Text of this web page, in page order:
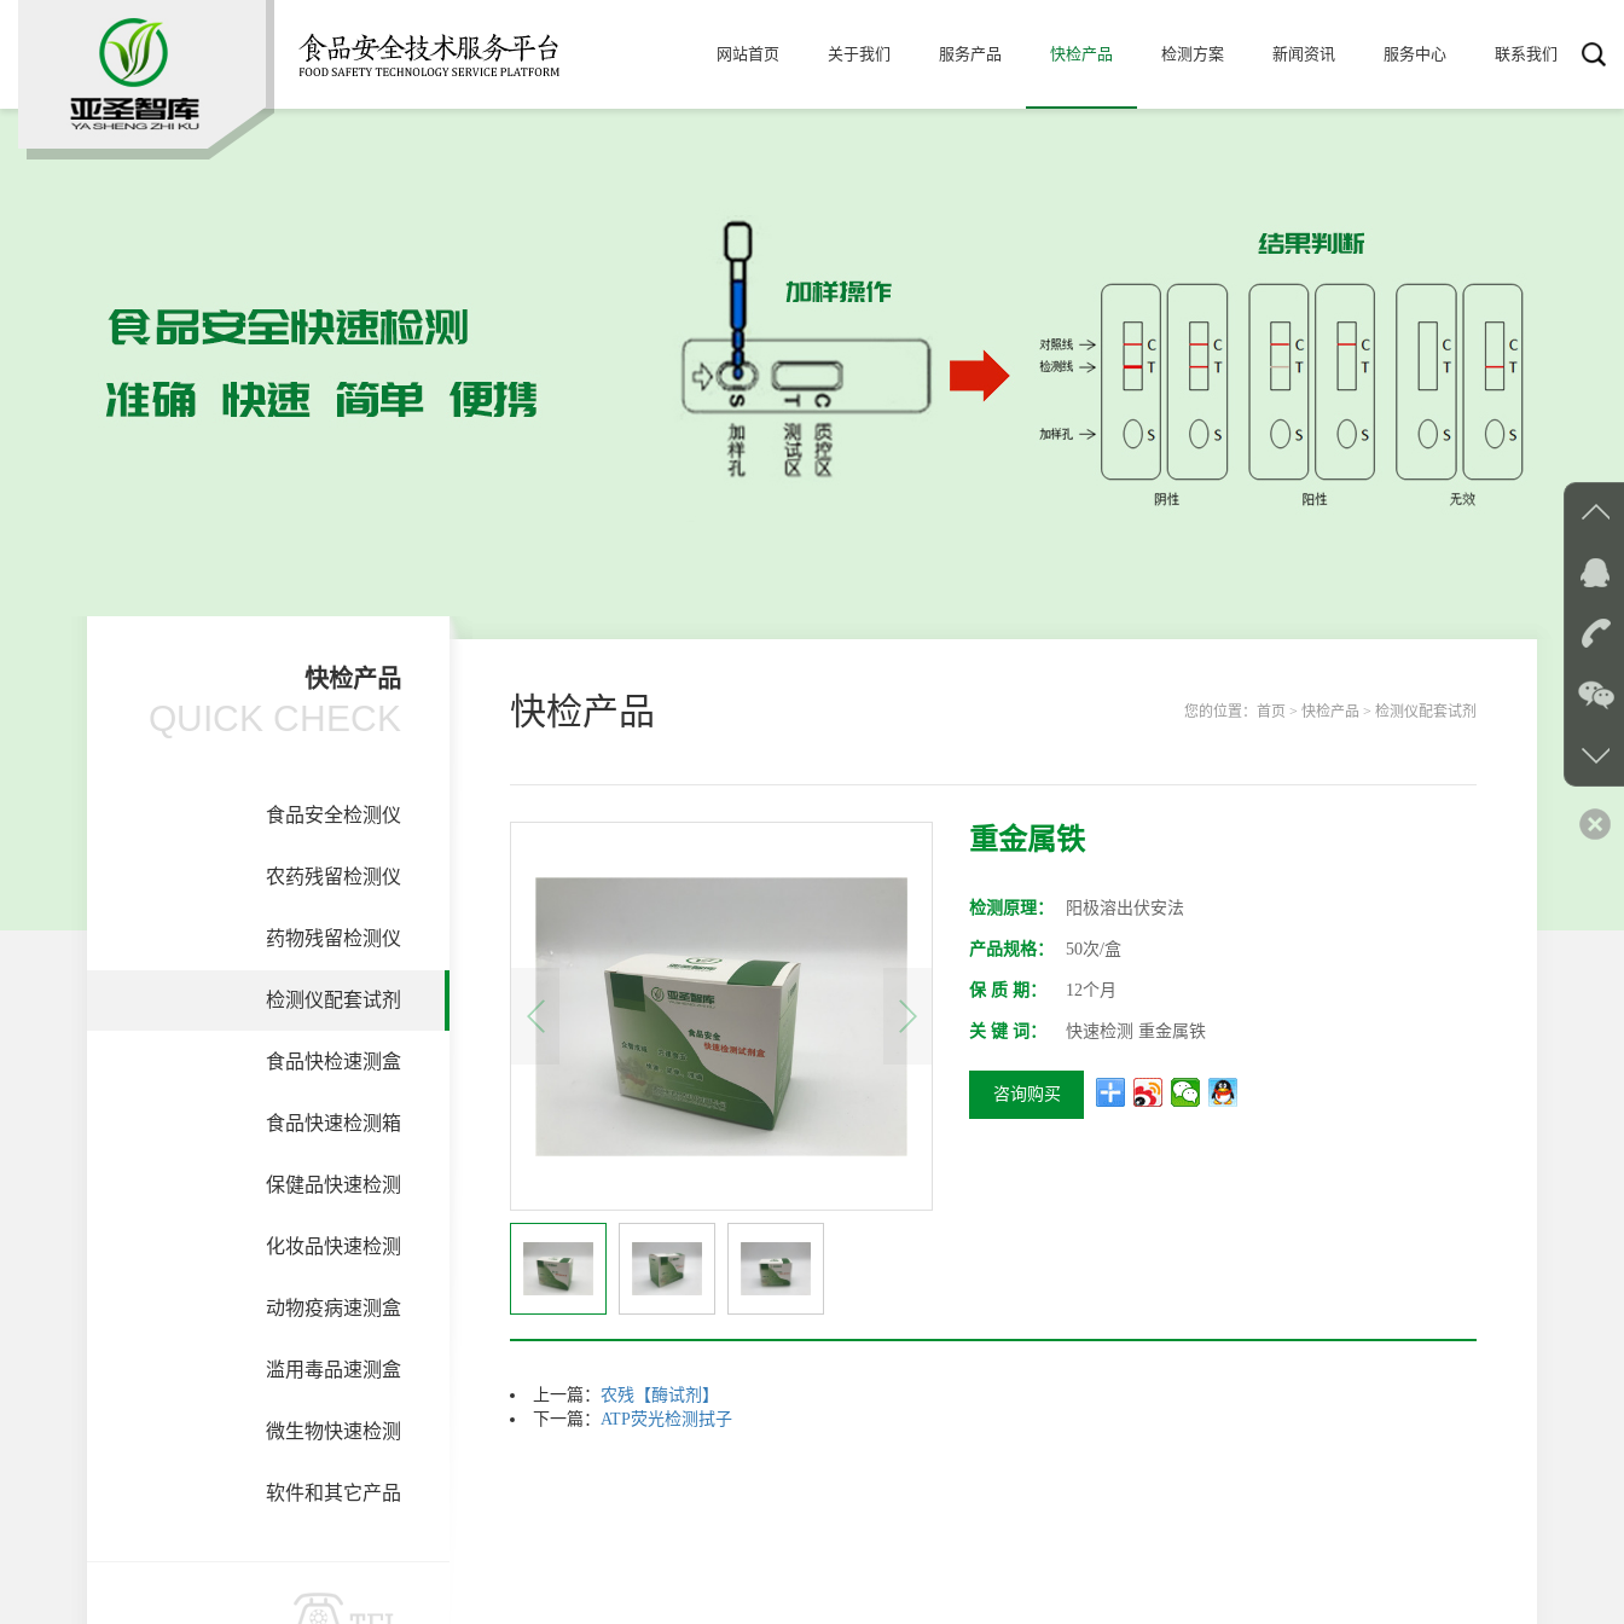
网站首页 关于我们 服务产品 快检产品 检测方案 新闻资讯 服务中心 联系我们
快检产品
QUICK CHECK
食品安全检测仪
农药残留检测仪
药物残留检测仪
检测仪配套试剂
食品快检速测盒
食品快速检测箱
保健品快速检测
化妆品快速检测
动物疫病速测盒
滥用毒品速测盒
微生物快速检测
软件和其它产品
快检产品 您的位置： 首页 > 快检产品 > 检测仪配套试剂
重金属铁
检测原理： 阳极溶出伏安法
产品规格： 50次/盒
保 质 期： 12个月
关 键 词： 快速检测 重金属铁
咨询购买
上一篇： 农残【酶试剂】
下一篇： ATP荧光检测拭子